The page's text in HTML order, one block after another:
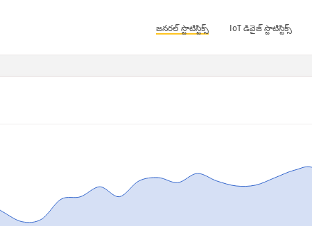
జనరల్ స్టాటిస్టిక్స్ IoT డివైజ్ స్టాటిస్టిక్స్